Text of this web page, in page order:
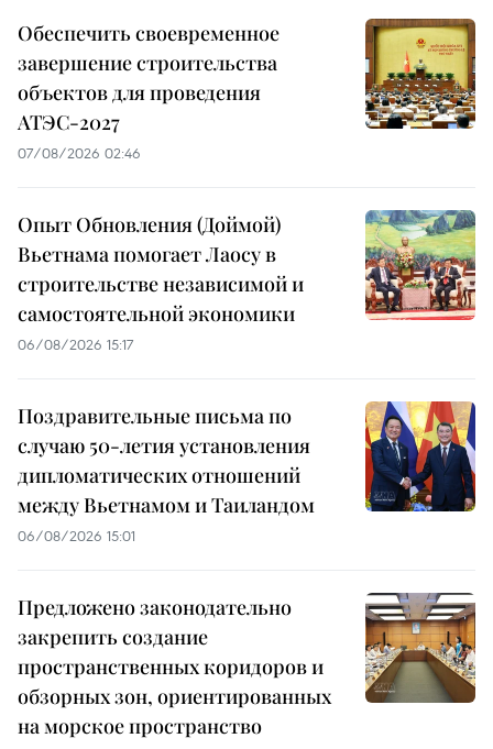
Обеспечить своевременное
завершение строительства
объектов для проведения
АТЭС-2027
07/08/2026 02:46
Опыт Обновления (Доймой)
Вьетнама помогает Лаосу в
строительстве независимой и
самостоятельной экономики
06/08/2026 15:17
Поздравительные письма по
случаю 50-летия установления
дипломатических отношений
между Вьетнамом и Таиландом
06/08/2026 15:01
Предложено законодательно
закрепить создание
пространственных коридоров и
обзорных зон, ориентированных
на морское пространство